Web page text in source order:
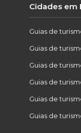
Cidades em
Guias de
Guias de
Guias de
Guias de
Guias de
Guias de